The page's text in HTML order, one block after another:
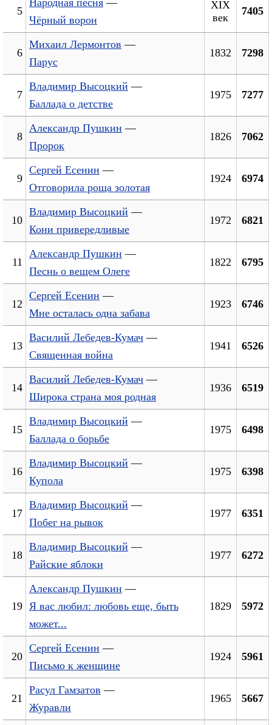
5
Народная песня —
Чёрный ворон
ХIХ
век
7405
6
Михаил Лермонтов —
Парус
1832 7298
7
Владимир Высоцкий —
Баллада о детстве
1975 7277
8
Александр Пушкин —
Пророк
1826 7062
9
Сергей Есенин —
Отговорила роща золотая
1924 6974
10
Владимир Высоцкий —
Кони привередливые
1972 6821
11
Александр Пушкин —
Песнь о вещем Олеге
1822 6795
12
Сергей Есенин —
Мне осталась одна забава
1923 6746
13
Василий Лебедев-Кумач —
Священная война
1941 6526
14
Василий Лебедев-Кумач —
Широка страна моя родная
1936 6519
15
Владимир Высоцкий —
Баллада о борьбе
1975 6498
16
Владимир Высоцкий —
Купола
1975 6398
17
Владимир Высоцкий —
Побег на рывок
1977 6351
18
Владимир Высоцкий —
Райские яблоки
1977 6272
19
Александр Пушкин —
Я вас любил: любовь еще, быть
может...
1829 5972
20
Сергей Есенин —
Письмо к женщине
1924 5961
21
Расул Гамзатов —
Журавли
1965 5667